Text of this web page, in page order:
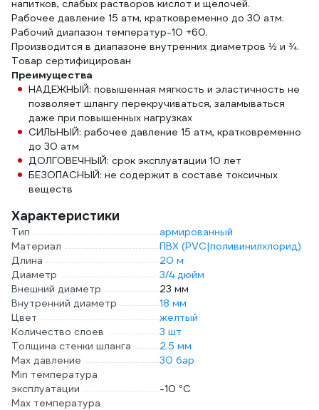
напитков, слабых растворов кислот и щелочей.
Рабочее давление 15 атм, кратковременно до 30 атм.
Рабочий диапазон температур-10 +60.
Производится в диапазоне внутренних диаметров ½ и ¾.
Товар сертифицирован
Преимущества
НАДЕЖНЫЙ: повышенная мягкость и эластичность не
позволяет шлангу перекручиваться, заламываться
даже при повышенных нагрузках
СИЛЬНЫЙ: рабочее давление 15 атм, кратковременно
до 30 атм
ДОЛГОВЕЧНЫЙ: срок эксплуатации 10 лет
БЕЗОПАСНЫЙ: не содержит в составе токсичных
веществ
Характеристики
Тип
армированный
Материал
ПВХ (PVC|поливинилхлорид)
Длина
20 м
Диаметр
3/4 дюйм
Внешний диаметр
23 мм
Внутренний диаметр
18 мм
Цвет
желтый
Количество слоев
3 шт
Толщина стенки шланга
2.5 мм
Max давление
30 бар
Min температура
эксплуатации
-10 °С
Мах температура